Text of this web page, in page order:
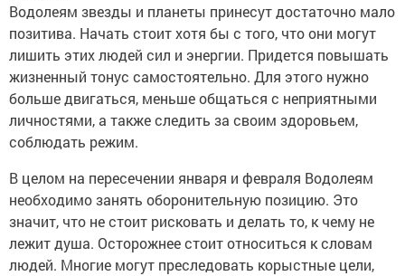
Водолеям звезды и планеты принесут достаточно мало
позитива. Начать стоит хотя бы с того, что они могут
лишить этих людей сил и энергии. Придется повышать
жизненный тонус самостоятельно. Для этого нужно
больше двигаться, меньше общаться с неприятными
личностями, а также следить за своим здоровьем,
соблюдать режим.
В целом на пересечении января и февраля Водолеям
необходимо занять оборонительную позицию. Это
значит, что не стоит рисковать и делать то, к чему не
лежит душа. Осторожнее стоит относиться к словам
людей. Многие могут преследовать корыстные цели,